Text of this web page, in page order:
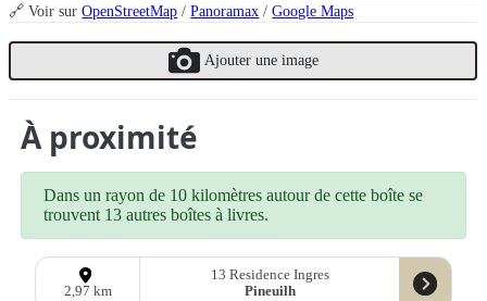
🔗 Voir surOpenStreetMap /Panoramax /Google Maps
Ajouter une image
À proximité
Dans un rayon de 10 kilomètres autour de cette boîte se
trouvent 13 autres boîtes à livres.
2,97 km
13 Residence Ingres
Pineuilh